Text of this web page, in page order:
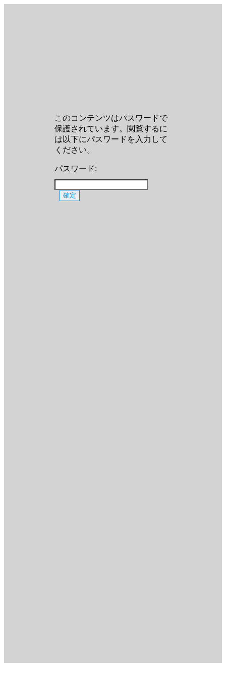
このコンテンツはパスワードで
保護されています。閲覧するに
は以下にパスワードを入力して
ください。
パスワード: